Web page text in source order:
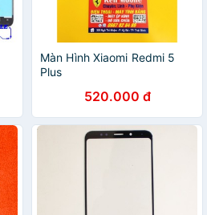
Màn Hình Xiaomi Redmi 5
Plus
520.000 đ